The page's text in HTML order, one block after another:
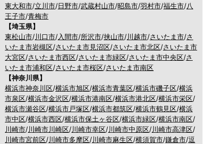
東大和市/立川市/日野市/武蔵村山市/昭島市/羽村市/福生市/八
王子市/青梅市
【埼玉県】
東松山市/川口市/入間市/所沢市/挟山市/川越市/さいたま市/さ
いたま市岩槻区/さいたま市見沼区/さいたま市北区/さいたま市
大宮区/さいたま市西区/さいたま市緑区/さいたま市中央区/さ
いたま市浦和区/さいたま市桜区/さいたま市南区
【神奈川県】
横浜市神奈川区/横浜市旭区/横浜市青葉区/横浜市磯子区/横浜
市泉区/横浜市金沢区/横浜市港南区/横浜市港北区/横浜市栄区/
横浜市瀬谷区/横浜市戸塚区/横浜市都筑区/横浜市鶴見区/横浜
市中区/横浜市西区/横浜市保土ヶ谷区/横浜市緑区/横浜市南区/
川崎市/川崎市川崎区/川崎市幸区/川崎市中原区/川崎市高津区/
川崎市宮前区/川崎市多摩区/川崎市麻生区/横須賀市/鎌倉市/逗